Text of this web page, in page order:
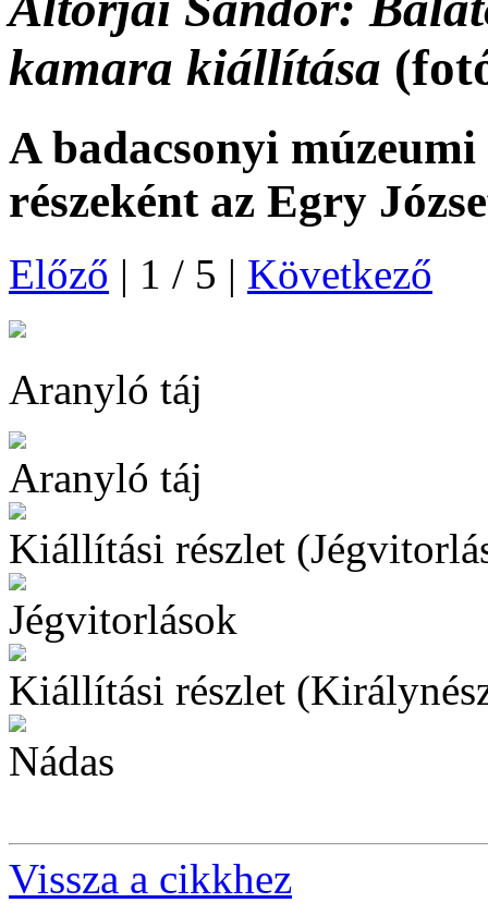
kamara kiállítása
A badacsonyi
részeként az Egry
Előző | 1 / 5 | Következő
Aranyló táj
Aranyló táj
Kiállítási részlet
Jégvitorlások
Kiállítási részlet
Nádas
Vissza a cikkhez